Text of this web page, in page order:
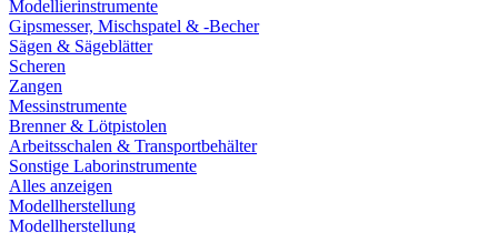
Modellierinstrumente
Gipsmesser, Mischspatel & -Becher
Sägen & Sägeblätter
Scheren
Zangen
Messinstrumente
Brenner & Lötpistolen
Arbeitsschalen & Transportbehälter
Sonstige Laborinstrumente
Alles anzeigen
Modellherstellung
Modellherstellung